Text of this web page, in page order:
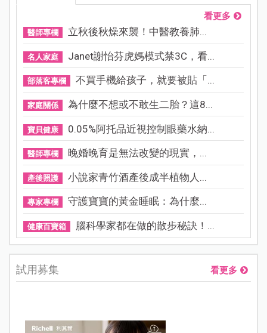
看更多
醫師專欄 立秋後秋燥來襲！中醫教養肺...
名人家庭 Janet謝怡芬虎媽模式禁3C，看...
部落客專欄 不買手機給孩子，就要被貼「...
家庭關係 為什麼不想或不敢生二胎？這8...
寶貝健康 0.05%阿托品近視控制眼藥水納...
醫師專欄 晚婚晚育是無法改變的現實，...
產後照護 小說家青竹酒產後成半植物人...
專家專欄 守護寶寶的黃金睡眠：為什麼...
健康百寶箱 腦科學家都在做的散步秘訣！...
試用募集 看更多